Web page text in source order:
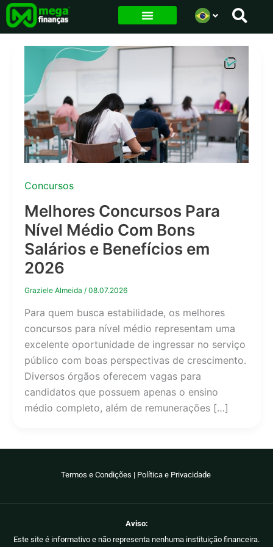
para
Concursos
Melhores Concursos Para
Nível Médio Com Bons
Salários e Benefícios em
2026
Graziele Almeida / 08.07.2026
Para quem busca estabilidade, os melhores
concursos para nível médio representam uma
excelente oportunidade de ingressar no serviço
público com boas perspectivas de crescimento.
Diversos órgãos oferecem vagas para
candidatos que possuem apenas o ensino
médio completo, além de remunerações […]
Termos e Condições | Política e Privacidade
Aviso:
Este site é informativo e não representa nenhuma instituição financeira.